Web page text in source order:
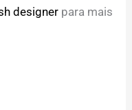
designer para mais